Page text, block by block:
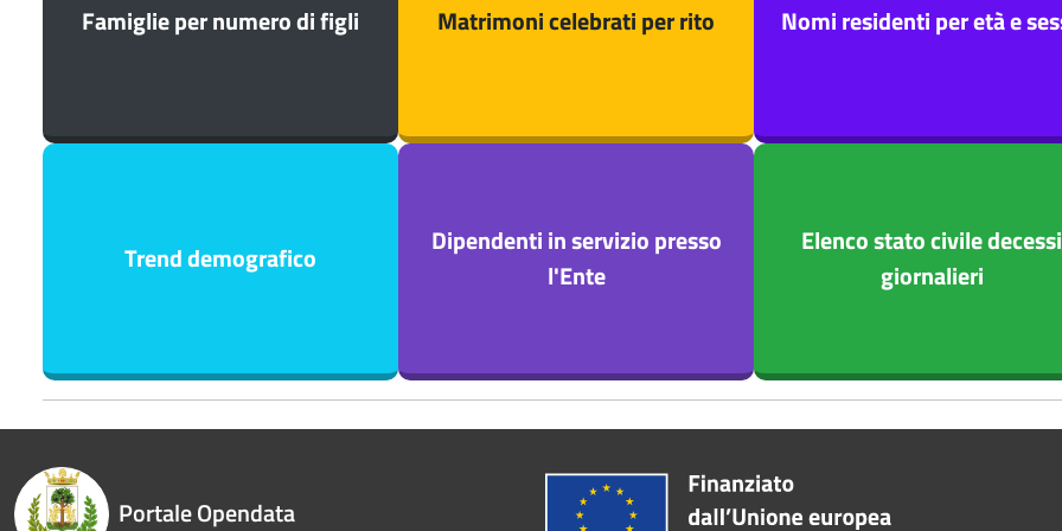
Famiglie per numero di figli Matrimoni celebrati per rito Nomi residenti per età e
Trend demografico
Dipendenti in servizio presso
l'Ente
Elenco stato civile decessi
giornalieri
Portale Opendata